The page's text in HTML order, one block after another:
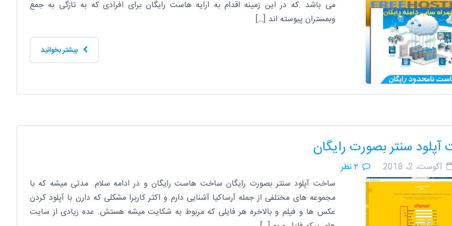
می باشد .که در این زمینه اقدام به ارایه هاست رایگان برای افرادی که به تازگی به جمع
وبمستران پیوسته اند […]
سنتر بصورت رایگان
آگوست، 2، 2018
۲ نظر
ساخت آپلود سنتر بصورت رایگان ساخت هاست رایگان و در ادامه سلام. مدتی میشه که با
مجموعه های مختلفی از جمله آرساکیا آشنایی دارم و اکثر کاربرا مشکلی که دارن با آپلود کردن
عکس ها و فیلم و بالاخره هر فایلی که مربوط به شکایت میشه هستش. عده زیادی از سایت